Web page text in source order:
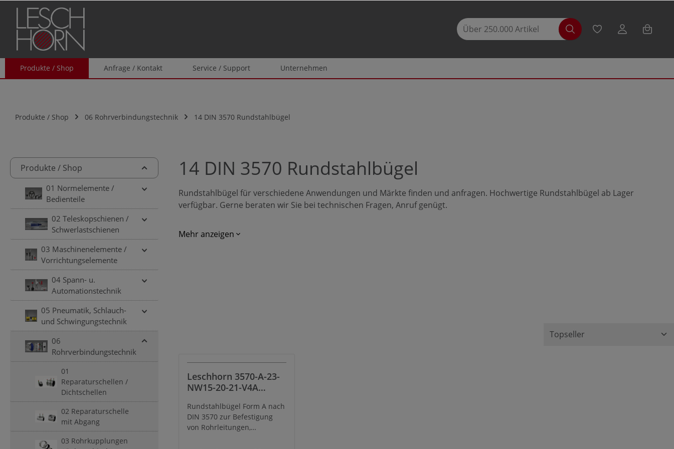
Zur Hauptnavigation springen
Produkte / Shop Anfrage / Kontakt Service / Support Unternehmen
Produkte / Shop 06 Rohrverbindungstechnik 14 DIN 3570 Rundstahlbügel
Produkte / Shop
01 Normelemente /
Bedienteile
02 Teleskopschienen /
Schwerlastschienen
03 Maschinenelemente /
Vorrichtungselemente
04 Spann- u.
Automationstechnik
05 Pneumatik, Schlauch-
und Schwingungstechnik
06
Rohrverbindungstechnik
01
Reparaturschellen /
Dichtschellen
02 Reparaturschelle
mit Abgang
03 Rohrkupplungen
14 DIN 3570 Rundstahlbügel
Rundstahlbügel für verschiedene Anwendungen und Märkte finden und anfragen. Hochwertige Rundstahlbügel ab Lager
verfügbar. Gerne beraten wir Sie bei technischen Fragen, Anruf genügt.
Mehr anzeigen
Leschhorn 3570-A-23-
NW15-20-21-V4A
3570 Form A, NW 15,
B= 20-21, Gewinde
M10, Material 1.4571
Rundstahlbügel Form A nach
DIN 3570 zur Befestigung
von Rohrleitungen,